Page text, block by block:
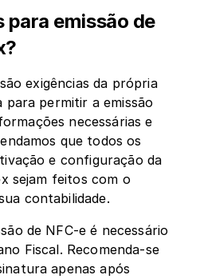
para emissão de
exigências da própria
para permitir a emissão
necessárias e
que todos os
e configuração da
sejam feitos com o
contabilidade.
de NFC-e é necessário
Fiscal. Recomenda-se
apenas após